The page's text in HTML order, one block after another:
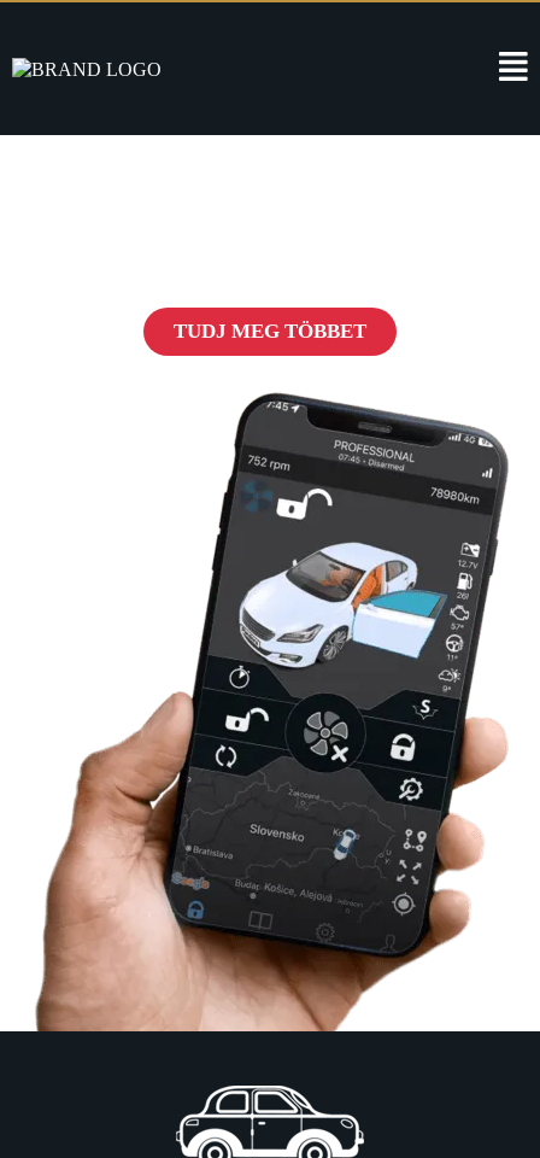
TUDJ MEG TÖBBET